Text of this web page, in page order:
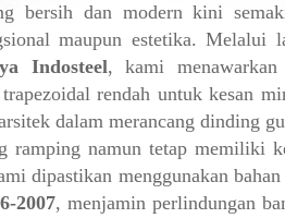
bersih dan modern kini
maupun estetika. Melalui
Indosteel, kami
rendah untuk kesan
dalam merancang dinding
ramping namun tetap memiliki
dipastikan menggunakan
2007, menjamin perlindungan